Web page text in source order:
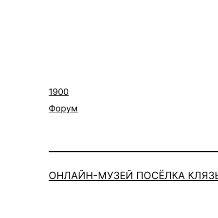
1900
Форум
ОНЛАЙН-МУЗЕЙ ПОСЁЛКА